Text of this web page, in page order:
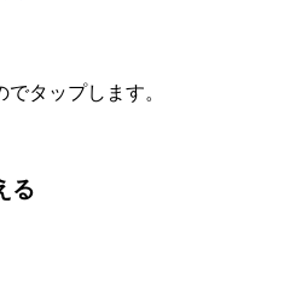
タップします。
る